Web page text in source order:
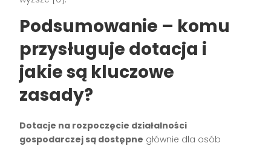
Podsumowanie – komu
przysługuje dotacja i
jakie są kluczowe
zasady?
Dotacje na rozpoczęcie działalności
gospodarczej są dostępne głównie dla osób